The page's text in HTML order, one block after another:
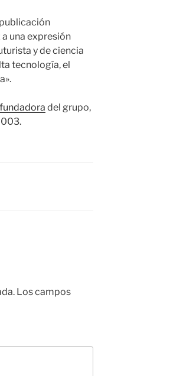
publicación
una expresión
y de ciencia
tecnología, el
del grupo,
Los campos